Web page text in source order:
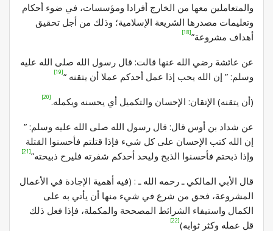
والمتعاملين معها من الخارج أفرادا ومؤسسات، في ضوء أحكام
وتعليمات مصدرها الشريعة الإسلامية؛ وذلك من أجل تحقيق
أهداف مشروعة”[18]
عن عائشة رضي الله عنها قالت: قال رسول الله صلى الله عليه
وسلم: ” إن الله يحب إذا عمل أحدكم عملا أن يتقنه “[19]
(أن يتقنه) الإتقان: الإحسان والتكميل أي يحسنه ويكمله.[20]
عن شداد بن أوس قال: قال رسول الله صلى الله عليه وسلم: ”
إن الله كتب الإحسان على كل شيء فإذا قتلتم فأحسنوا القتلة
وإذا ذبحتم فأحسنوا الذبح وليحد أحدكم شفرته فليرح ذبيحته”[21]
قال الأبي المالكي ـ رحمه الله ـ : (فيه أهمية الإجادة في الأعمال
المشروعة، فحق من شرع في شيء منها أن يأتي به على
الكمال واستيفاء الشرائط المصححة والمكملة، فإذا فعل ذلك
قل عمله وكثر ثوابه)[22]